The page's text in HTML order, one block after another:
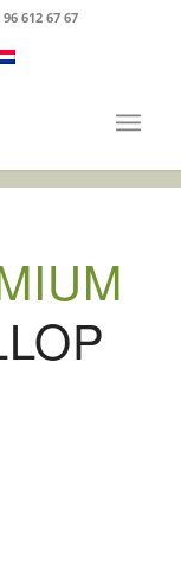
96 612 67 67